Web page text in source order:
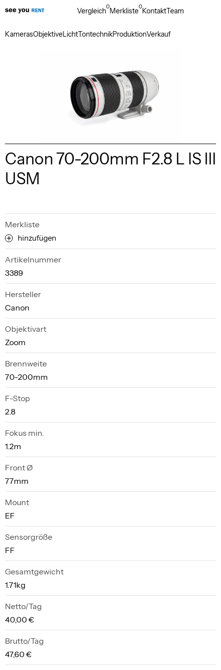
KamerasObjektiveLichtTontechnikProduktionVerkauf
Vergleich0Merkliste0KontaktTeam
Canon 70-200mm F2.8 L IS III
USM
Merkliste
hinzufügen
Artikelnummer
3389
Hersteller
Canon
Objektivart
Zoom
Brennweite
70-200mm
F-Stop
2.8
Fokus min.
1.2m
Front Ø
77mm
Mount
EF
Sensorgröße
FF
Gesamtgewicht
1.71kg
Netto/Tag
40,00 €
Brutto/Tag
47,60 €